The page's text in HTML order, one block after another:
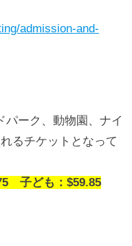
admission-and-
パーク、動物園、ナイ
るチケットとなって
子ども：$59.85